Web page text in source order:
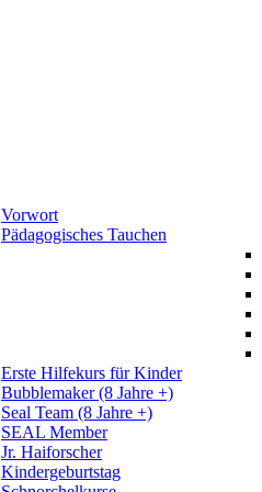
Vorwort
Pädagogisches Tauchen
Erste Hilfekurs für Kinder
Bubblemaker (8 Jahre +)
Seal Team (8 Jahre +)
SEAL Member
Jr. Haiforscher
Kindergeburtstag